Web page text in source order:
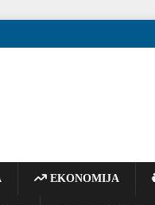
EKONOMIJA